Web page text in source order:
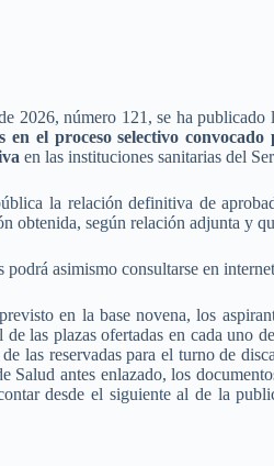
2026, número 121, se ha
el proceso selectivo
en las instituciones sanitarias del
la relación definitiva de
obtenida, según relación adjunta y
asimismo consultarse en
en la base novena, los
las plazas ofertadas en cada uno
las reservadas para el turno de
Salud antes enlazado, los
desde el siguiente al de la